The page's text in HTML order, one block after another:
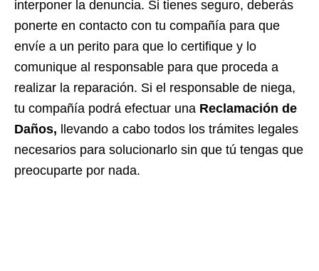
interponer la denuncia. Si tienes seguro, deberás
ponerte en contacto con tu compañía para que
envíe a un perito para que lo certifique y lo
comunique al responsable para que proceda a
realizar la reparación. Si el responsable de niega,
tu compañía podrá efectuar una Reclamación de
Daños,
llevando a cabo todos los trámites legales
necesarios para solucionarlo sin que tú tengas que
preocuparte por nada.